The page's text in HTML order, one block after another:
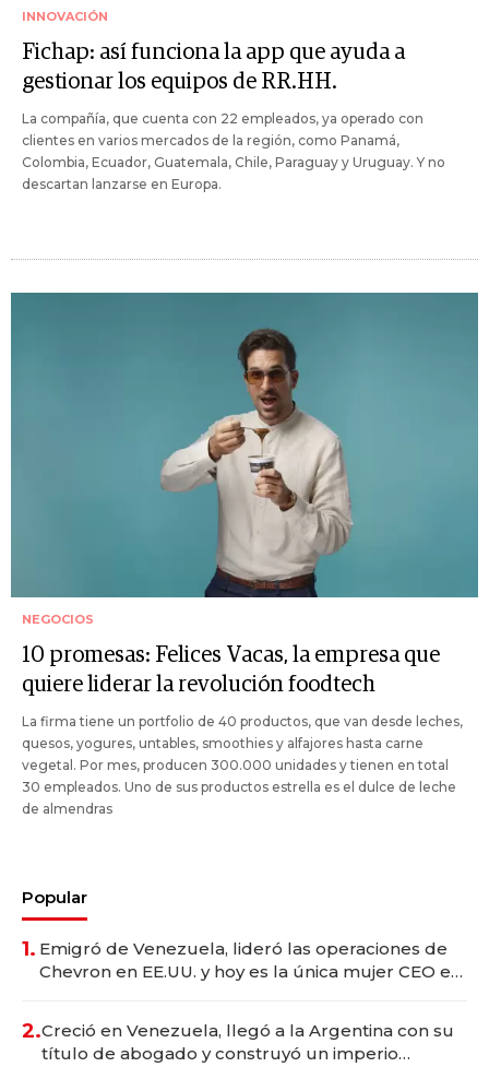
INNOVACIÓN
Fichap: así funciona la app que ayuda a
gestionar los equipos de RR.HH.
La compañía, que cuenta con 22 empleados, ya operado con
clientes en varios mercados de la región, como Panamá,
Colombia, Ecuador, Guatemala, Chile, Paraguay y Uruguay. Y no
descartan lanzarse en Europa.
NEGOCIOS
10 promesas: Felices Vacas, la empresa que
quiere liderar la revolución foodtech
La firma tiene un portfolio de 40 productos, que van desde leches,
quesos, yogures, untables, smoothies y alfajores hasta carne
vegetal. Por mes, producen 300.000 unidades y tienen en total
30 empleados. Uno de sus productos estrella es el dulce de leche
de almendras
Popular
1. Emigró de Venezuela, lideró las operaciones de
Chevron en EE.UU. y hoy es la única mujer CEO en
2.Creció en Venezuela, llegó a la Argentina con su
título de abogado y construyó un imperio